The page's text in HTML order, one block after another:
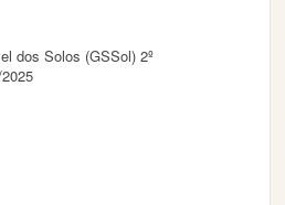
dos Solos (GSSol) 2º